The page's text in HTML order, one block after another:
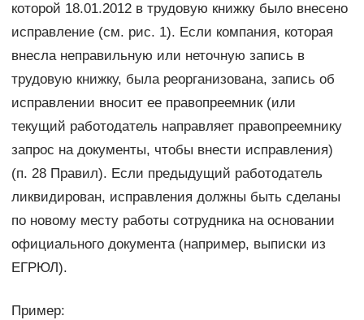
которой 18.01.2012 в трудовую книжку было внесено
исправление (см. рис. 1). Если компания, которая
внесла неправильную или неточную запись в
трудовую книжку, была реорганизована, запись об
исправлении вносит ее правопреемник (или
текущий работодатель направляет правопреемнику
запрос на документы, чтобы внести исправления)
(п. 28 Правил). Если предыдущий работодатель
ликвидирован, исправления должны быть сделаны
по новому месту работы сотрудника на основании
официального документа (например, выписки из
ЕГРЮЛ).
Пример: